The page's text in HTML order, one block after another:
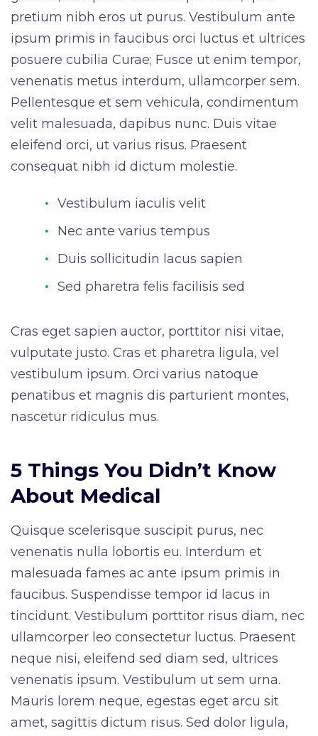
pretium nibh eros ut purus. Vestibulum ante
ipsum primis in faucibus orci luctus et ultrices
posuere cubilia Curae; Fusce ut enim tempor,
venenatis metus interdum, ullamcorper sem.
Pellentesque et sem vehicula, condimentum
velit malesuada, dapibus nunc. Duis vitae
eleifend orci, ut varius risus. Praesent
consequat nibh id dictum molestie.
Vestibulum iaculis velit
Nec ante varius tempus
Duis sollicitudin lacus sapien
Sed pharetra felis facilisis sed
Cras eget sapien auctor, porttitor nisi vitae,
vulputate justo. Cras et pharetra ligula, vel
vestibulum ipsum. Orci varius natoque
penatibus et magnis dis parturient montes,
nascetur ridiculus mus.
5 Things You Didn’t Know
About Medical
Quisque scelerisque suscipit purus, nec
venenatis nulla lobortis eu. Interdum et
malesuada fames ac ante ipsum primis in
faucibus. Suspendisse tempor id lacus in
tincidunt. Vestibulum porttitor risus diam, nec
ullamcorper leo consectetur luctus. Praesent
neque nisi, eleifend sed diam sed, ultrices
venenatis ipsum. Vestibulum ut sem urna.
Mauris lorem neque, egestas eget arcu sit
amet, sagittis dictum risus. Sed dolor ligula,